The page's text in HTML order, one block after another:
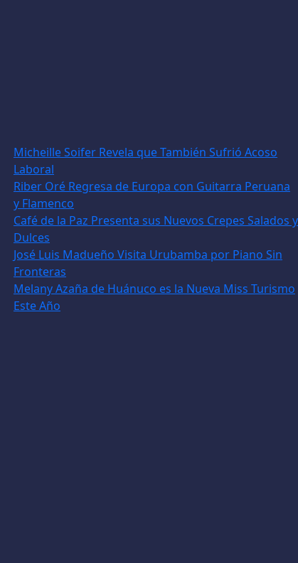
Micheille Soifer Revela que También Sufrió Acoso
Laboral
Riber Oré Regresa de Europa con Guitarra Peruana
y Flamenco
Café de la Paz Presenta sus Nuevos Crepes Salados y
Dulces
José Luis Madueño Visita Urubamba por Piano Sin
Fronteras
Melany Azaña de Huánuco es la Nueva Miss Turismo
Este Año